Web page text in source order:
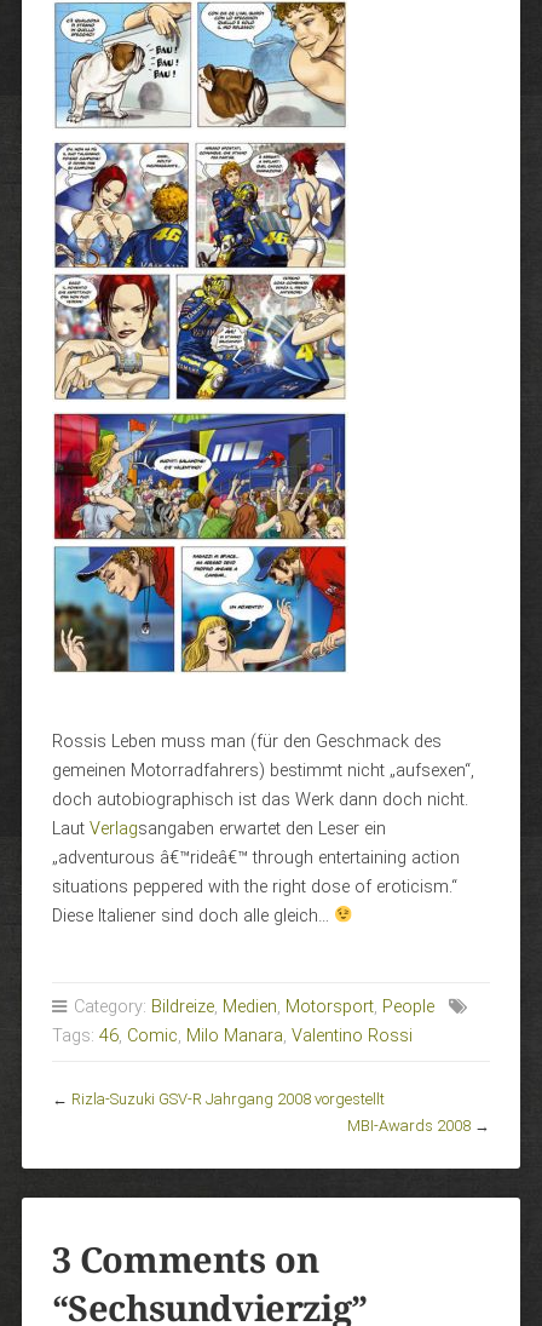
Rossis Leben muss man (für den Geschmack des
gemeinen Motorradfahrers) bestimmt nicht „aufsexen“,
doch autobiographisch ist das Werk dann doch nicht.
Laut Verlagsangaben erwartet den Leser ein
„adventurous â€™rideâ€™ through entertaining action
situations peppered with the right dose of eroticism.“
Diese Italiener sind doch alle gleich…
Category: Bildreize, Medien, Motorsport, People
Tags: 46, Comic, Milo Manara, Valentino Rossi
← Rizla-Suzuki GSV-R Jahrgang 2008 vorgestellt
MBI-Awards 2008 →
3 Comments on
“Sechsundvierzig”